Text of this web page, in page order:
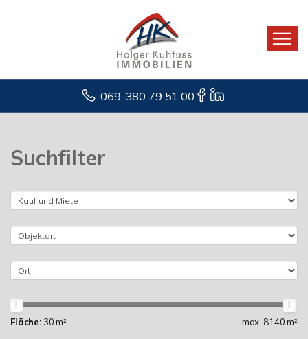
069-380 79 51 00
Suchfilter
Fläche: 30 m² max. 8140 m²